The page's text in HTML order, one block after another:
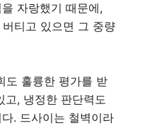
자랑했기 때문에,
티고 있으면 그 중량
도 훌륭한 평가를 받
고, 냉정한 판단력도
. 드사이는 철벽이라